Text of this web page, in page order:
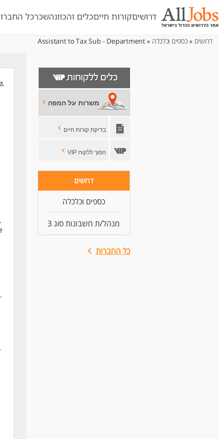
דרושיםקורות חייםכלים והכוונהשכרכל
דרושים »כספים וכלכלה » Assistant to Tax Sub - Department
משרות על המפה
בדיקת קורות חיים
הפוך ללקוח VIP
דרושים
כספים וכלכלה
מנהל/ת חשבונות סוג 3
כל החברות